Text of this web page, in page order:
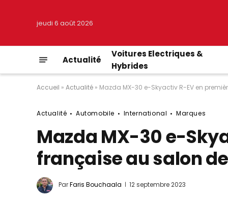
jeudi 6 août 2026
Actualité
Voitures Electriques &
Hybrides
Accueil » Actualité » Mazda MX-30 e-Skyactiv R-EV en
Actualité Automobile International Marques
Mazda MX-30 e-
française au salon
ParFaris Bouchaala 12 septembre 2023